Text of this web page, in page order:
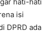
hati-hati
isi
DPRD ada